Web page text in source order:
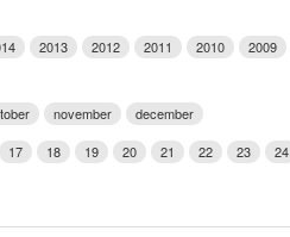
Weerman
2013 2012 2011 2010 2009
november
december
17 18 19 20 21 22 23 24